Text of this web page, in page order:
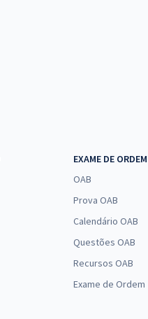
EXAME DE ORDEM
OAB
Prova OAB
Calendário OAB
Questões OAB
Recursos OAB
Exame de Ordem